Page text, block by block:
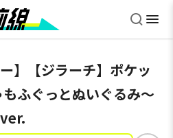
】【ジラーチ】ポケッ
ふぐっとぬいぐるみ～